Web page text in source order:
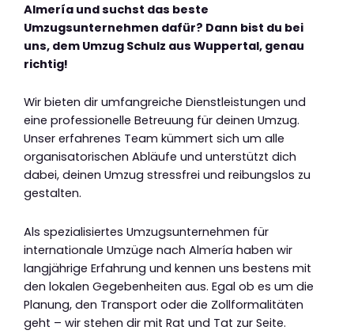
Almería und suchst das beste
Umzugsunternehmen dafür? Dann bist du bei
uns, dem Umzug Schulz aus Wuppertal, genau
richtig!
Wir bieten dir umfangreiche Dienstleistungen und
eine professionelle Betreuung für deinen Umzug.
Unser erfahrenes Team kümmert sich um alle
organisatorischen Abläufe und unterstützt dich
dabei, deinen Umzug stressfrei und reibungslos zu
gestalten.
Als spezialisiertes Umzugsunternehmen für
internationale Umzüge nach Almería haben wir
langjährige Erfahrung und kennen uns bestens mit
den lokalen Gegebenheiten aus. Egal ob es um die
Planung, den Transport oder die Zollformalitäten
geht – wir stehen dir mit Rat und Tat zur Seite.